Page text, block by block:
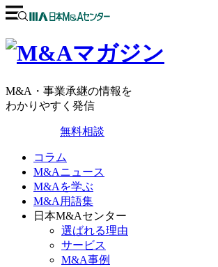
M&A・事業承継の情報を
わかりやすく発信
無料相談
コラム
M&Aニュース
M&Aを学ぶ
M&A用語集
日本M&Aセンター
選ばれる理由
サービス
M&A事例